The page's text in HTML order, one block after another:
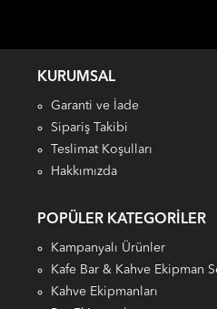
KURUMSAL
Garanti ve İade
Sipariş Takibi
Teslimat Koşulları
Hakkımızda
POPÜLER KATEGORILER
Kampanyalı Ürünler
Kafe Bar & Kahve Ekipman
Kahve Ekipmanları